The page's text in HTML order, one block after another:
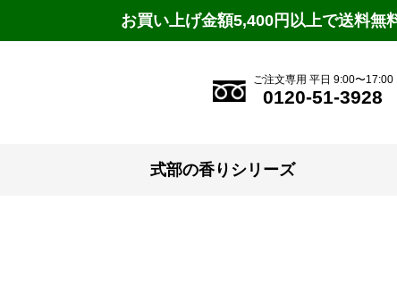
お買い上げ金額5,400円以上で送料無
ご注文専用 平日 9:00〜17:00
0120-51-3928
式部の香りシリーズ